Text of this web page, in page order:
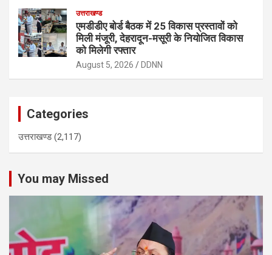
उत्तराखण्ड
एमडीडीए बोर्ड बैठक में 25 विकास प्रस्तावों को
मिली मंजूरी, देहरादून-मसूरी के नियोजित विकास
को मिलेगी रफ्तार
August 5, 2026 DDNN
Categories
उत्तराखण्ड(2,117)
You may Missed